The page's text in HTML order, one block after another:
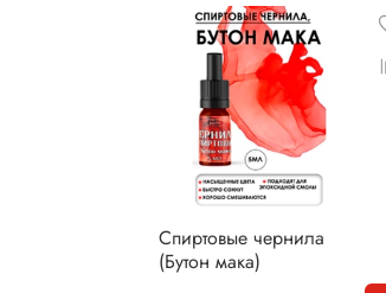
Спиртовые чернила
(Бутон мака)